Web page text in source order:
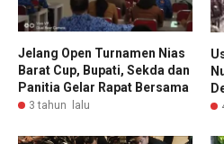
Jelang Open Turnamen Nias
Barat Cup, Bupati, Sekda dan
Panitia Gelar Rapat Bersama
3 tahun lalu